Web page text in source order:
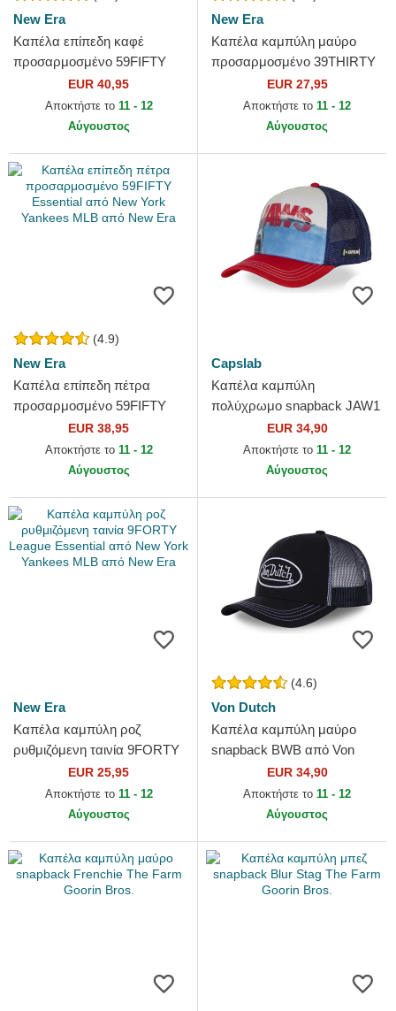
New Era
Καπέλα επίπεδη καφέ
προσαρμοσμένο 59FIFTY
Authentic On Field από San
Diego Padres MLB από New
EUR 40,95
Αποκτήστε το 11 - 12
Αύγουστος
New Era
Καπέλα καμπύλη μαύρο
προσαρμοσμένο 39THIRTY
Essential από Los Angeles
Dodgers MLB από New Era
EUR 27,95
Αποκτήστε το 11 - 12
Αύγουστος
(4.9)
New Era
Καπέλα επίπεδη πέτρα
προσαρμοσμένο 59FIFTY
Essential από New York
Yankees MLB από New Era
EUR 38,95
Αποκτήστε το 11 - 12
Αύγουστος
Capslab
Καπέλα καμπύλη
πολύχρωμο snapback JAW1
JAWB Καρχαρίας από
Capslab
EUR 34,90
Αποκτήστε το 11 - 12
Αύγουστος
New Era
Καπέλα καμπύλη ροζ
ρυθμιζόμενη ταινία 9FORTY
League Essential από New
York Yankees MLB από New
EUR 25,95
Αποκτήστε το 11 - 12
Αύγουστος
(4.6)
Von Dutch
Καπέλα καμπύλη μαύρο
snapback BWB από Von
EUR 34,90
Αποκτήστε το 11 - 12
Αύγουστος